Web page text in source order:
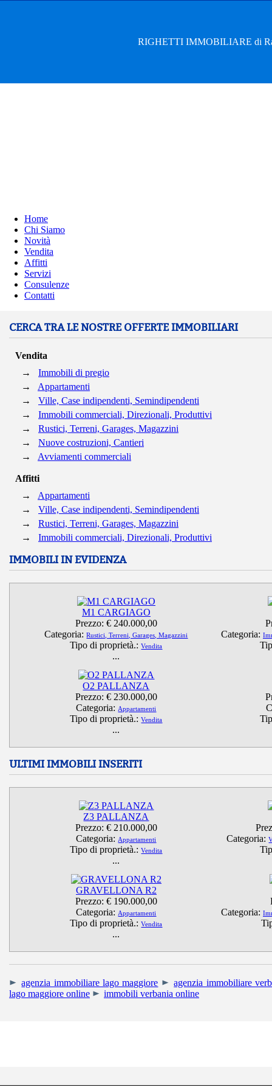
RIGHETTI IMMOBILIARE di
Home
Chi Siamo
Novità
Vendita
Affitti
Servizi
Consulenze
Contatti
CERCA TRA LE NOSTRE OFFERTE IMMOBILIARI
Vendita
→ Immobili di pregio
→ Appartamenti
→ Ville, Case indipendenti, Semindipendenti
→ Immobili commerciali, Direzionali, Produttivi
→ Rustici, Terreni, Garages, Magazzini
→ Nuove costruzioni, Cantieri
→ Avviamenti commerciali
Affitti
→ Appartamenti
→ Ville, Case indipendenti, Semindipendenti
→ Rustici, Terreni, Garages, Magazzini
→ Immobili commerciali, Direzionali, Produttivi
IMMOBILI IN EVIDENZA
M1 CARGIAGO
Prezzo: € 240.000,00
Categoria:Rustici, Terreni, Garages, Magazzini
Tipo di proprietà.:Vendita
...
Categoria:
O2 PALLANZA
Prezzo: € 230.000,00
Categoria: Appartamenti
Tipo di proprietà.:Vendita
...
ULTIMI IMMOBILI INSERITI
Z3 PALLANZA
Prezzo: € 210.000,00
Categoria: Appartamenti
Tipo di proprietà.:Vendita
...
Categoria:
GRAVELLONA R2
Prezzo: € 190.000,00
Categoria: Appartamenti
Tipo di proprietà.:Vendita
...
Categoria:
agenzia immobiliare lago maggiore
agenzia immobiliare
lago maggiore online
immobili verbania online